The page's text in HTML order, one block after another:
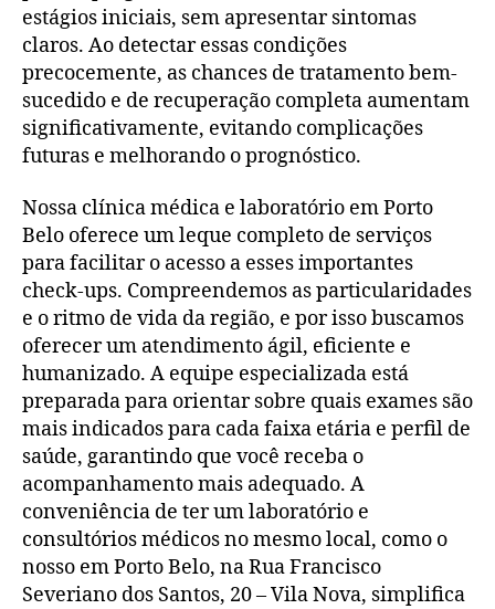
estágios iniciais, sem apresentar sintomas
claros. Ao detectar essas condições
precocemente, as chances de tratamento bem-
sucedido e de recuperação completa aumentam
significativamente, evitando complicações
futuras e melhorando o prognóstico.
Nossa clínica médica e laboratório em Porto
Belo oferece um leque completo de serviços
para facilitar o acesso a esses importantes
check-ups. Compreendemos as particularidades
e o ritmo de vida da região, e por isso buscamos
oferecer um atendimento ágil, eficiente e
humanizado. A equipe especializada está
preparada para orientar sobre quais exames são
mais indicados para cada faixa etária e perfil de
saúde, garantindo que você receba o
acompanhamento mais adequado. A
conveniência de ter um laboratório e
consultórios médicos no mesmo local, como o
nosso em Porto Belo, na Rua Francisco
Severiano dos Santos, 20 – Vila Nova, simplifica